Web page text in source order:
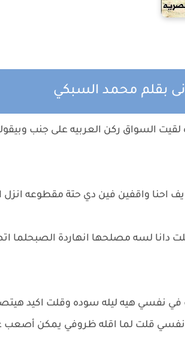
بقلم محمد السبكي
السواق ركن العربيه على جنب وبيقولي
احنا واقفين فين دي حتة مقطوعه انزل
دانا لسه مصلحها انهاردة الصبحلما
في نفسي هيه ليله سوده وقلت اكيد
نفسي قلت لما اقله ظروفي يمكن أصعب